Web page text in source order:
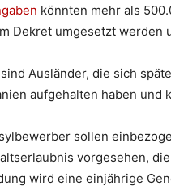
könnten mehr als
Dekret umgesetzt werden
Ausländer, die sich
aufgehalten haben und
sollen
vorgesehen,
wird eine einjährige